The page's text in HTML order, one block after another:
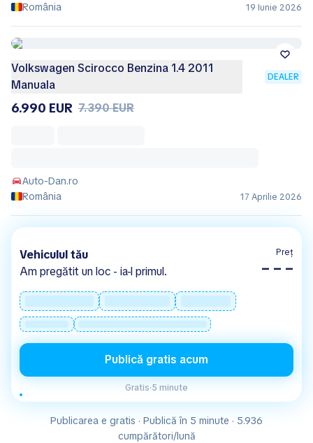
România
19 Iunie 2026
Volkswagen Scirocco Benzina 1.4 2011
Manuala
DEALER
6.990 EUR 7.390 EUR
Auto-Dan.ro
România
17 Aprilie 2026
Vehiculul tău
Am pregătit un loc - ia-l primul.
Preț
– – –
Publică gratis acum
Gratis·5 minute
Publicarea e gratis · Publică în 5 minute · 5.936
cumpărători/lună